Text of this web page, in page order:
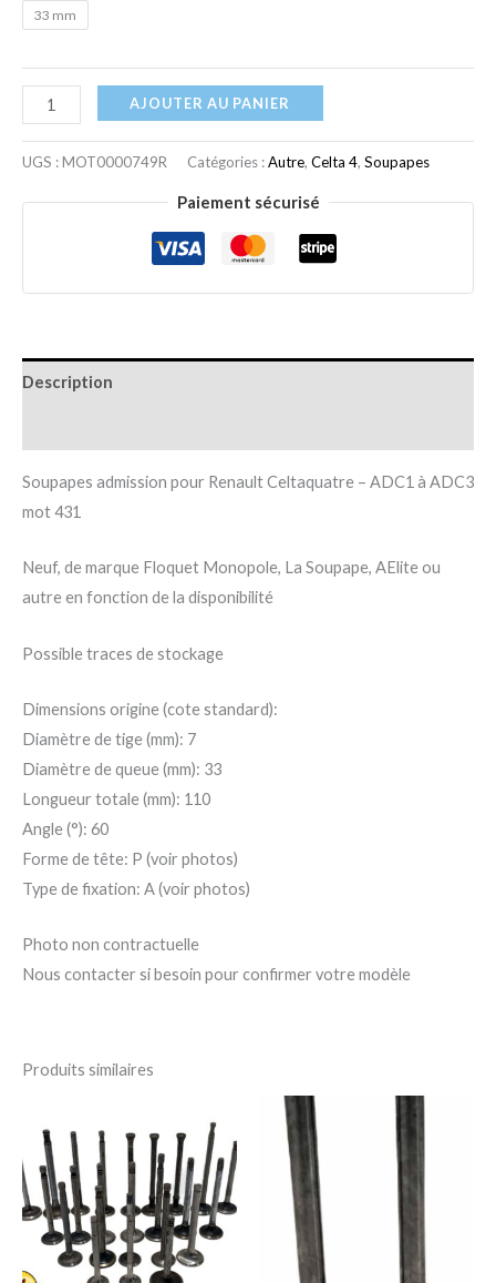
33 mm
AJOUTER AU PANIER
UGS :MOT0000749R Catégories :Autre, Celta 4, Soupapes
Paiement sécurisé
Description
Soupapes admission pour Renault Celtaquatre – ADC1 à ADC3
mot 431
Neuf, de marque Floquet Monopole, La Soupape, AElite ou
autre en fonction de la disponibilité
Possible traces de stockage
Dimensions origine (cote standard):
Diamètre de tige (mm): 7
Diamètre de queue (mm): 33
Longueur totale (mm): 110
Angle (°): 60
Forme de tête: P (voir photos)
Type de fixation: A (voir photos)
Photo non contractuelle
Nous contacter si besoin pour confirmer votre modèle
Produits similaires
produit
a
plusieurs
variations.
Plage
prix :
25,00 €
156,00 €